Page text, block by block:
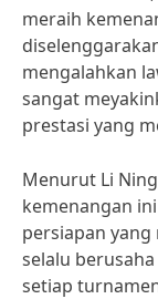
meraih
mengalahkan
sangat
prestasi yang
Menurut Li
kemenangan
persiapan yang
selalu
setiap